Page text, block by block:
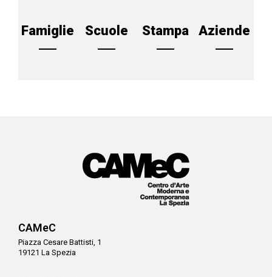
Famiglie Scuole Stampa Aziende
CAMeC
Piazza Cesare Battisti, 1
19121 La Spezia